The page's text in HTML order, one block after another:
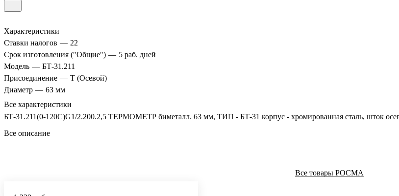
Характеристики
Ставки налогов — 22
Срок изготовления ("Общие") — 5 раб. дней
Модель — БТ-31.211
Присоединение — Т (Осевой)
Диаметр — 63 мм
Все характеристики
БТ-31.211(0-120C)G1/2.200.2,5 ТЕРМОМЕТР биметалл. 63 мм, ТИП - БТ-31 корпус - хромированная сталь, шток
Все описание
Все товары РОСМА